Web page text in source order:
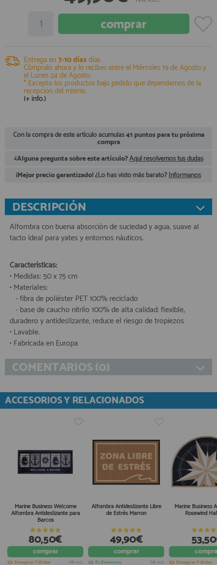
AFILIADOS
INFORMACION
910 60 71 03
910 51 49 87 Solo para
Whatsapp
info@francobordo.com
registro profesional
Entrega en 7-10 días días
Cómpralo ahora y lo recibes entre el Miércoles 19 de Agostoy
el Lunes 24 de Agosto.
* Excepto los productos bajo pedido que dependemos de la
recepción del mismo.
(+ info.)
Con la compra de este artículo acumulas41 puntos para tu próxima
compra
¿Alguna pregunta sobre este artículo?Aquí resolvemos tus dudas
¡Mejor precio garantizado!¿Lo has visto más barato?Infórmanos
DESCRIPCIÓN
Alfombra con buena absorción de suciedad y agua, suave al
tacto ideal para yates y entornos náuticos.
Características:
• Medidas: 50 x 75 cm
• Materiales:
- fibra de poliéster PET 100% reciclado
- base de caucho nitrilo 100% de alta calidad: flexible,
duradero y antideslizante, reduce el riesgo de tropiezos
• Lavable.
• Fabricada en Europa
COMENTARIOS (0)
ACCESORIOS Y RELACIONADOS
Marine Business Welcome
Alfombra Antideslizante para
Barcos
80,50€
comprar
Entrega en 7-10 días IVA incl.
Alfombra Antideslizante Libre
de Estrés Marrón
49,90€
comprar
En Existencias IVA incl.
Marine Business
Rosewind
Entrega en 7-10 días